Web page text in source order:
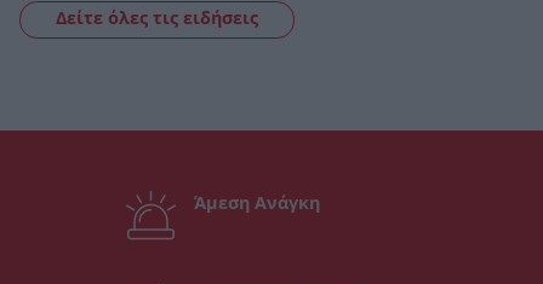
Δείτε όλες τις ειδήσεις
Άμεση Ανάγκη